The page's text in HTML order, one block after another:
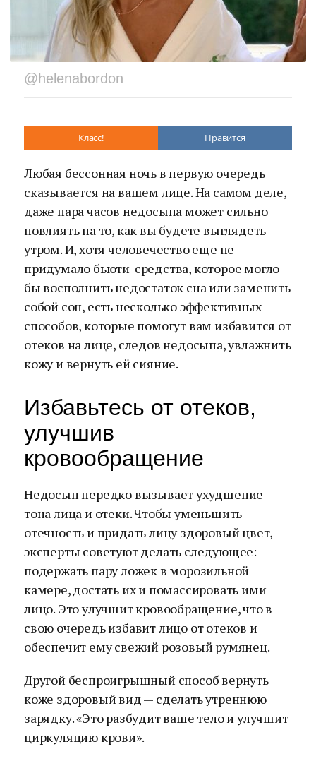
@helenabordon
Класс! Нравится
Любая бессонная ночь в первую очередь
сказывается на вашем лице. На самом деле,
даже пара часов недосыпа может сильно
повлиять на то, как вы будете выглядеть
утром. И, хотя человечество еще не
придумало бьюти-средства, которое могло
бы восполнить недостаток сна или заменить
собой сон, есть несколько эффективных
способов, которые помогут вам избавится от
отеков на лице, следов недосыпа, увлажнить
кожу и вернуть ей сияние.
Избавьтесь от отеков,
улучшив
кровообращение
Недосып нередко вызывает ухудшение
тона лица и отеки. Чтобы уменьшить
отечность и придать лицу здоровый цвет,
эксперты советуют делать следующее:
подержать пару ложек в морозильной
камере, достать их и помассировать ими
лицо. Это улучшит кровообращение, что в
свою очередь избавит лицо от отеков и
обеспечит ему свежий розовый румянец.
Другой беспроигрышный способ вернуть
коже здоровый вид — сделать утреннюю
зарядку. «Это разбудит ваше тело и улучшит
циркуляцию крови».